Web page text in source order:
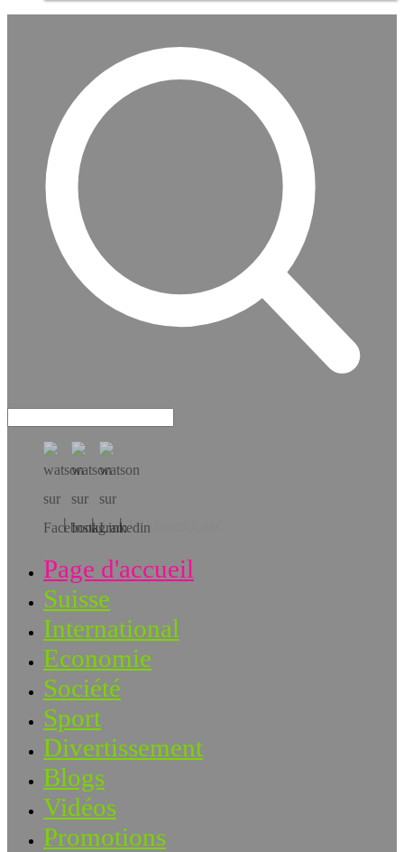
Téléchargez l’app!
Page d'accueil
Suisse
International
Economie
Société
Sport
Divertissement
Blogs
Vidéos
Promotions